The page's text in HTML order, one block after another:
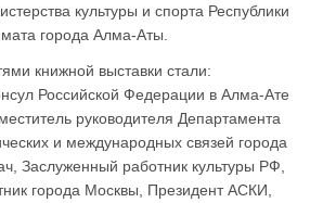
культуры и спорта Республики
города Алма-Аты.
книжной выставки стали:
Российской Федерации в Алма-Ате
руководителя Департамента
и международных связей города
Заслуженный работник культуры РФ,
города Москвы, Президент АСКИ,